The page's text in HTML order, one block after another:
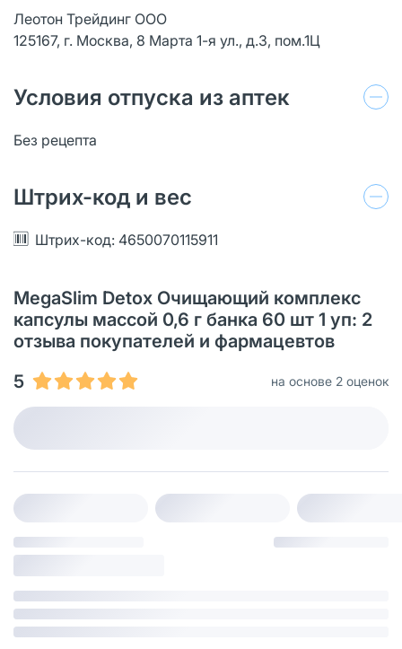
Леотон Трейдинг ООО
125167, г. Москва, 8 Марта 1-я ул., д.3, пом.1Ц
Условия отпуска из аптек
Без рецепта
Штрих-код и вес
Штрих-код: 4650070115911
MegaSlim Detox Очищающий комплекс
капсулы массой 0,6 г банка 60 шт 1 уп: 2
отзыва покупателей и фармацевтов
5
на основе 2 оценок